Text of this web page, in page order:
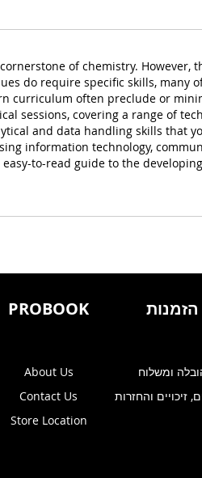
of chemistry.
do require specific skills,
curriculum often preclude or
sessions, covering a range of
and data handling skills that
information technology,
to-read guide to the
הזמנות
ומשלוח
זיכויים והחזרות
PROBOOK
About Us
Contact Us
Store Location